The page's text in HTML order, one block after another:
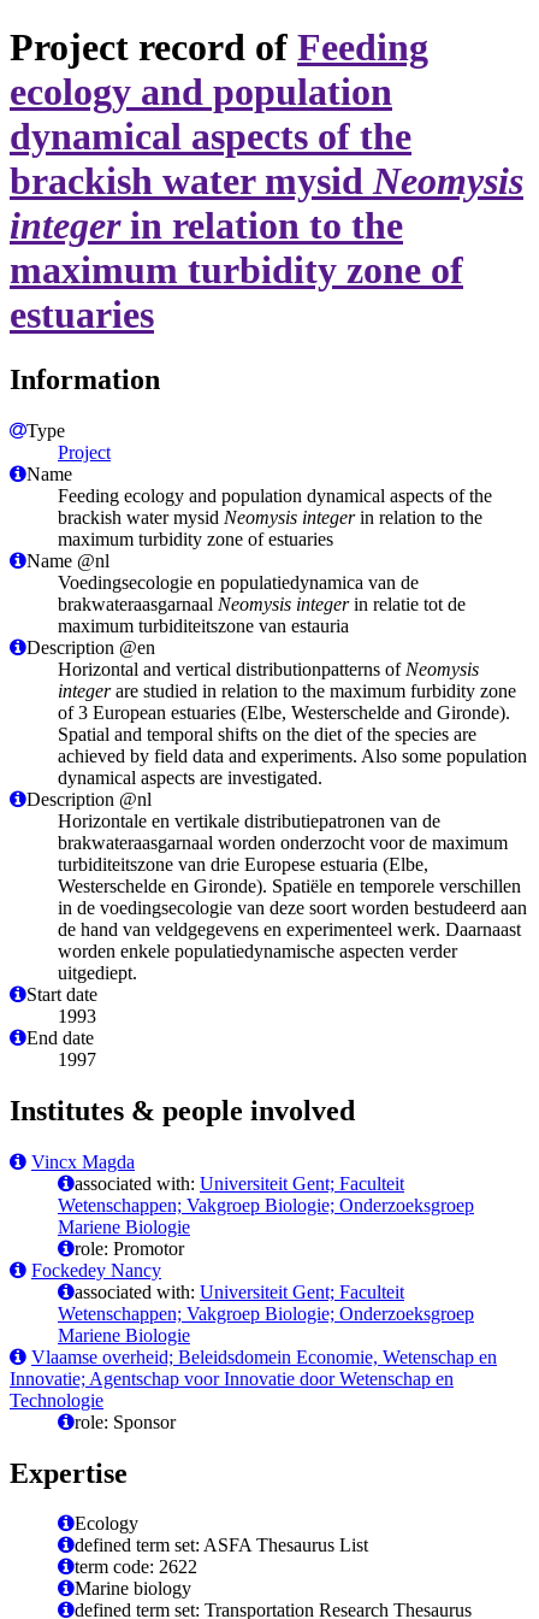
Project record of Feeding
ecology and population
dynamical aspects of the
brackish water mysidNeomysis
integerin relation to the
maximum turbidity zone of
estuaries
Information
Type
Project
Name
Feeding ecology and population dynamical aspects of the
brackish water mysid Neomysis integerin relation to the
maximum turbidity zone of estuaries
Name @nl
Voedingsecologie en populatiedynamica van de
brakwateraasgarnaal Neomysis integerin relatie tot de
maximum turbiditeitszone van estauria
Description @en
Horizontal and vertical distributionpatterns of Neomysis
integerare studied in relation to the maximum furbidity zone
of 3 European estuaries (Elbe, Westerschelde and Gironde).
Spatial and temporal shifts on the diet of the species are
achieved by field data and experiments. Also some population
dynamical aspects are investigated.
Description @nl
Horizontale en vertikale distributiepatronen van de
brakwateraasgarnaal worden onderzocht voor de maximum
turbiditeitszone van drie Europese estuaria (Elbe,
Westerschelde en Gironde). Spatiële en temporele verschillen
in de voedingsecologie van deze soort worden bestudeerd aan
de hand van veldgegevens en experimenteel werk. Daarnaast
worden enkele populatiedynamische aspecten verder
uitgediept.
Start date
1993
End date
1997
Institutes & people involved
Vincx Magda
associated with: Universiteit Gent; Faculteit
Wetenschappen; Vakgroep Biologie; Onderzoeksgroep
Mariene Biologie
role: Promotor
Fockedey Nancy
associated with: Universiteit Gent; Faculteit
Wetenschappen; Vakgroep Biologie; Onderzoeksgroep
Mariene Biologie
Vlaamse overheid; Beleidsdomein Economie, Wetenschap en
Innovatie; Agentschap voor Innovatie door Wetenschap en
Technologie
role: Sponsor
Expertise
Ecology
defined term set: ASFA Thesaurus List
term code: 2622
Marine biology
defined term set: Transportation Research Thesaurus